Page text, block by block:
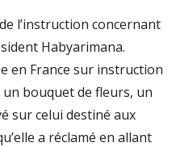
l’instruction concernant
Habyarimana.
en France sur instruction
bouquet de fleurs, un
sur celui destiné aux
a réclamé en allant